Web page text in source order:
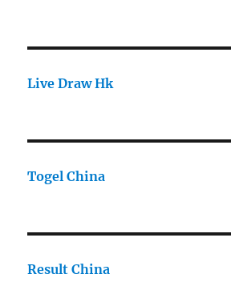
Live Draw Hk
Togel China
Result China